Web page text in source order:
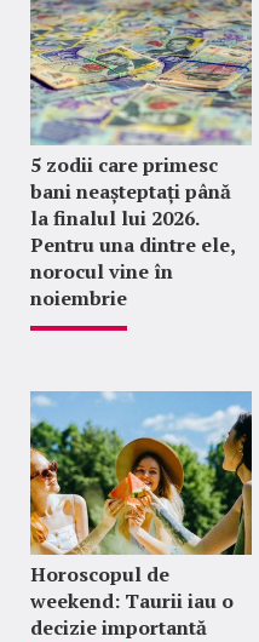
5 zodii care primesc
bani neașteptați până
la finalul lui 2026.
Pentru una dintre ele,
norocul vine în
noiembrie
Horoscopul de
weekend: Taurii iau o
decizie importantă